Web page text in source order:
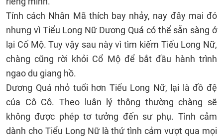
Tính cách Nhân Mã thích bay nhảy, nay đây mai đó
nhưng vì Tiểu Long Nữ Dương Quá có thể sẵn sàng ở
lại Cổ Mộ. Tuy vậy sau này vì tìm kiếm Tiểu Long Nữ,
chàng cũng rời khỏi Cổ Mộ để bắt đầu hành trình
ngao du giang hồ.
Dương Quá nhỏ tuổi hơn Tiểu Long Nữ, lại là đồ đệ
của Cô Cô. Theo luân lý thông thường chàng sẽ
không được phép tơ tưởng đến sư phụ. Tình cảm
dành cho Tiểu Long Nữ là thứ tình cảm vượt qua mọi